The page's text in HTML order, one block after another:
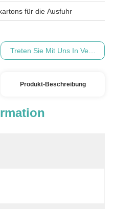
für die Ausfuhr
Treten Sie Mit Uns In
Produkt-Beschreibung